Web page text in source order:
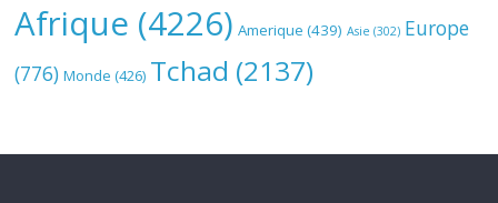
Afrique (4226) Amerique (439) Asie (302) Europe
(776) Monde (426) Tchad (2137)